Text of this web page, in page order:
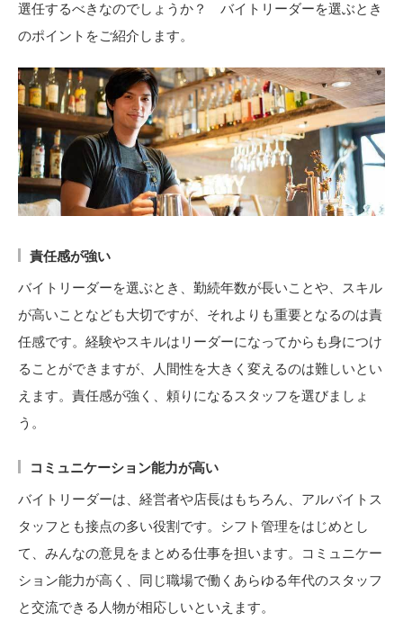
選任するべきなのでしょうか？ バイトリーダーを選ぶとき
のポイントをご紹介します。
責任感が強い
バイトリーダーを選ぶとき、勤続年数が長いことや、スキル
が高いことなども大切ですが、それよりも重要となるのは責
任感です。経験やスキルはリーダーになってからも身につけ
ることができますが、人間性を大きく変えるのは難しいとい
えます。責任感が強く、頼りになるスタッフを選びましょ
う。
コミュニケーション能力が高い
バイトリーダーは、経営者や店長はもちろん、アルバイトス
タッフとも接点の多い役割です。シフト管理をはじめとし
て、みんなの意見をまとめる仕事を担います。コミュニケー
ション能力が高く、同じ職場で働くあらゆる年代のスタッフ
と交流できる人物が相応しいといえます。